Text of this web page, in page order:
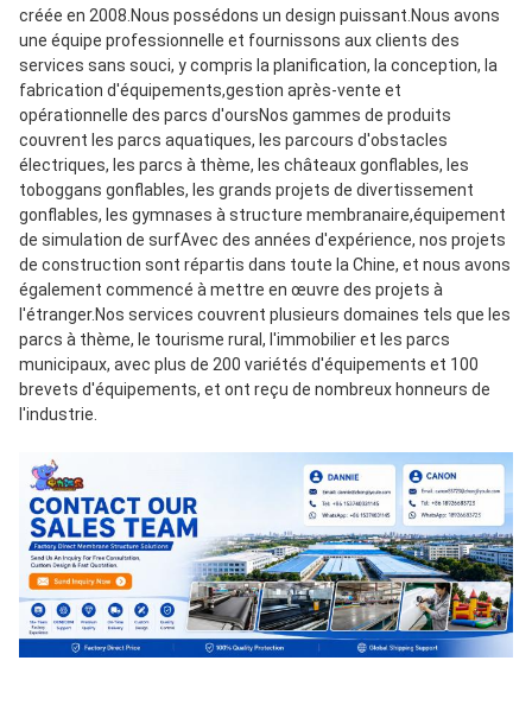
créée en 2008.Nous possédons un design puissant.Nous avons
une équipe professionnelle et fournissons aux clients des
services sans souci, y compris la planification, la conception, la
fabrication d'équipements,gestion après-vente et
opérationnelle des parcs d'oursNos gammes de produits
couvrent les parcs aquatiques, les parcours d'obstacles
électriques, les parcs à thème, les châteaux gonflables, les
toboggans gonflables, les grands projets de divertissement
gonflables, les gymnases à structure membranaire,équipement
de simulation de surfAvec des années d'expérience, nos projets
de construction sont répartis dans toute la Chine, et nous avons
également commencé à mettre en œuvre des projets à
l'étranger.Nos services couvrent plusieurs domaines tels que les
parcs à thème, le tourisme rural, l'immobilier et les parcs
municipaux, avec plus de 200 variétés d'équipements et 100
brevets d'équipements, et ont reçu de nombreux honneurs de
l'industrie.